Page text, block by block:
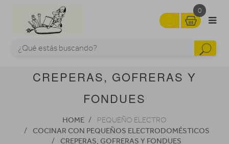
0
CREPERAS, GOFRERAS Y
FONDUES
HOME PEQUEÑO ELECTRO
COCINAR CON PEQUEÑOS ELECTRODOMÉSTICOS
CREPERAS, GOFRERAS Y FONDUES